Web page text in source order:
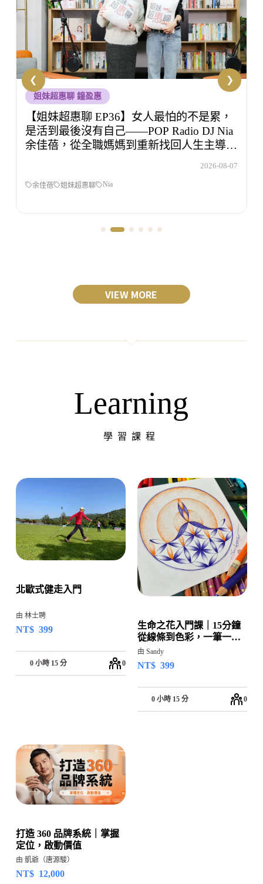
洪暐傑醫師
【未來醫聲 EP18】旅行玩到捨不得睡？玩
的時候沒感覺，回家開始還債 Feat.食尚玩
家OS桑阿松
2026-08-06
旅遊 睡眠 未來醫聲
VIEW MORE
Learning
學習課程
北歐式健走入門
由 林士聘
NT$ 399
0 小時 15 分 0
生命之花入門課｜15分鐘
從線條到色彩，一筆一畫
回到自己
由 Sandy
NT$ 399
0 小時 15 分 0
打造 360 品牌系統｜掌握
定位，啟動價值
由 凱爺（唐源駿）
NT$ 12,000